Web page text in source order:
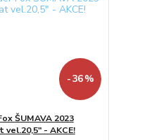
- 36 %
ŠUMAVA 2023
- AKCE!